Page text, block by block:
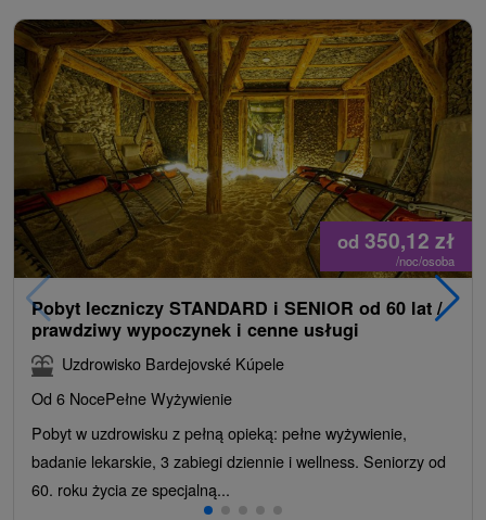
od 350,12 zł
/noc/osoba
Pobyt leczniczy STANDARD i SENIOR od 60 lat /
prawdziwy wypoczynek i cenne usługi
Uzdrowisko Bardejovské Kúpele
Od 6 NocePełne Wyżywienie
Pobyt w uzdrowisku z pełną opieką: pełne wyżywienie,
badanie lekarskie, 3 zabiegi dziennie i wellness. Seniorzy od
60. roku życia ze specjalną...